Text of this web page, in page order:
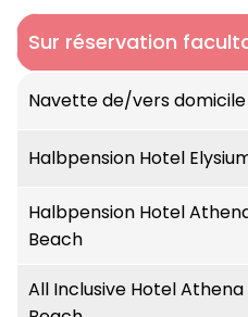
Sur réservation
Navette de/vers domicile
Halbpension Hotel
Halbpension Hotel
Beach
All Inclusive Hotel Athena